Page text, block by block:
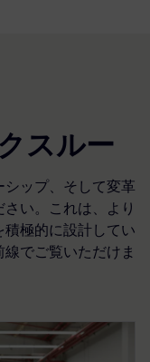
スルー
ップ、そして変革
い。これは、より
極的に設計してい
でご覧いただけま